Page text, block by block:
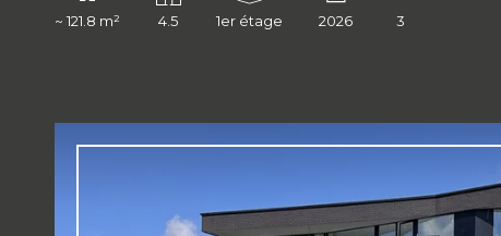
~ 121.8 m² 4.5 1er étage 2026 3